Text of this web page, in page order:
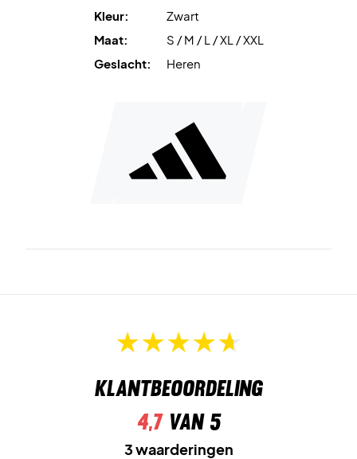
Kleur:
Zwart
Maat:
S / M / L / XL / XXL
Geslacht:
Heren
Klantbeoordeling
4,7van 5
3 waarderingen